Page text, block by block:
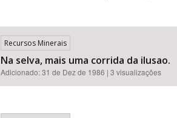
Recursos Minerais
Na selva, mais uma corrida da ilusao.
Adicionado:31 de Dez de 1986 | 3 visualizações